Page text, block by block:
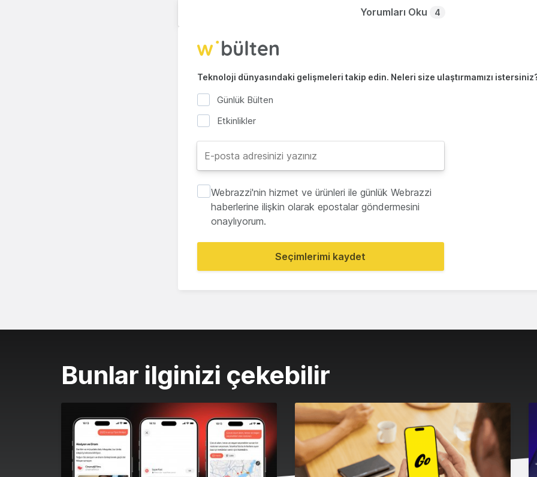
Yorumları Oku 4
Teknoloji dünyasındaki gelişmeleri takip edin. Neleri size ulaştırmamızı
Günlük Bülten
Etkinlikler
Webrazzi'nin hizmet ve ürünleri ile günlük Webrazzi
haberlerine ilişkin olarak epostalar göndermesini
onaylıyorum.
Seçimlerimi kaydet
Bunlar ilginizi çekebilir